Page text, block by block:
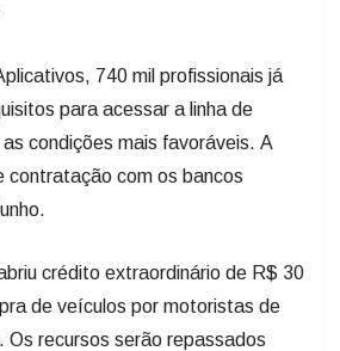
740 mil profissionais já
para acessar a linha de
condições mais favoráveis. A
contratação com os bancos
crédito extraordinário de R$ 30
de veículos por motoristas de
Os recursos serão repassados